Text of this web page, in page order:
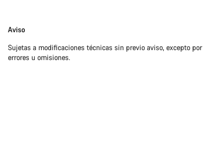
Exención
responsabilidades
Aviso
Sujetas a modificaciones técnicas sin previo aviso, excepto por
errores u omisiones.